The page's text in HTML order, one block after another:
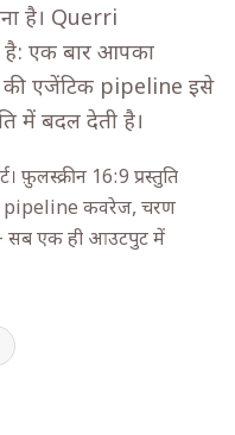
है। Querri
है: एक बार आपका
की एजेंटिक pipeline इसे
में बदल देती है।
फ़ुलस्क्रीन 16:9 प्रस्तुति
pipeline कवरेज, चरण
सब एक ही आउटपुट में